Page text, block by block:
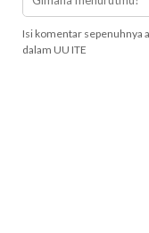
Isi komentar sepenuhnya
dalam UU ITE